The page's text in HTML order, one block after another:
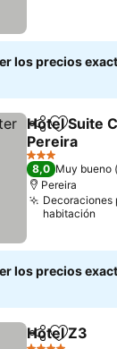
los precios
Compartir
Agregar
Hotel Suite
Pereira
3 Estrellas
8,0 Muy bueno
Pereira
Decoraciones
habitación
los precios
Compartir
Agregar
Hotel Z3